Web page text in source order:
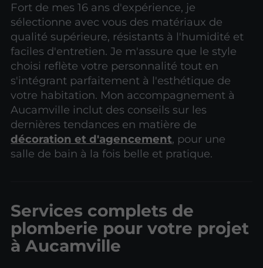
Fort de mes 16 ans d'expérience, je
sélectionne avec vous des matériaux de
qualité supérieure, résistants à l'humidité et
faciles d'entretien. Je m'assure que le style
choisi reflète votre personnalité tout en
s'intégrant parfaitement à l'esthétique de
votre habitation. Mon accompagnement à
Aucamville inclut des conseils sur les
dernières tendances en matière de
décoration et d'agencement, pour une
salle de bain à la fois belle et pratique.
Services complets de
plomberie pour votre projet
à Aucamville